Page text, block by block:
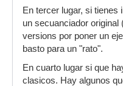
En tercer lugar, si
un secuanciador original
versions por poner un
basto para un "rato".
En cuarto lugar si que
clasicos. Hay algunos